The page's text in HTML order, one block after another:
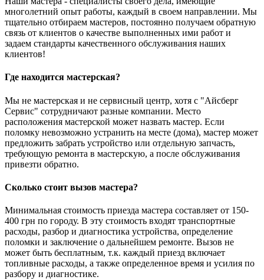
многолетний опыт работы, каждый в своем направлении. Мы
тщательно отбираем мастеров, постоянно получаем обратную
связь от клиентов о качестве выполненных ими работ и
задаем стандарты качественного обслуживания наших
клиентов!
Где находится мастерская?
Мы не мастерская и не сервисный центр, хотя с "Айсберг
Сервис" сотрудничают разные компании. Место
расположения мастерской может назвать мастер. Если
поломку невозможно устранить на месте (дома), мастер может
предложить забрать устройство или отдельную запчасть,
требующую ремонта в мастерскую, а после обслуживания
привезти обратно.
Сколько стоит вызов мастера?
Минимальная стоимость приезда мастера составляет от 150-
400 грн по городу. В эту стоимость входят транспортные
расходы, разбор и диагностика устройства, определение
поломки и заключение о дальнейшем ремонте. Вызов не
может быть бесплатным, т.к. каждый приезд включает
топливные расходы, а также определенное время и усилия по
разбору и диагностике.